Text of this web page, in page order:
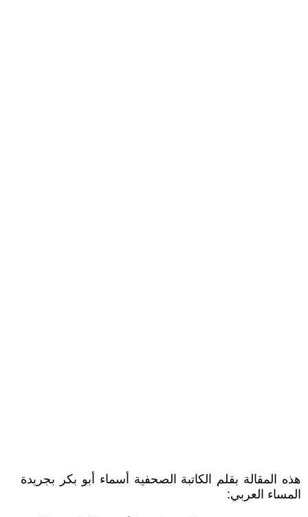
هذه المقالة بقلم الكاتبة الصحفية أسماء أبو بكر بجريدة
المساء العربي: